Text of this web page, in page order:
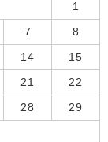
1
7 8
14 15
21 22
28 29